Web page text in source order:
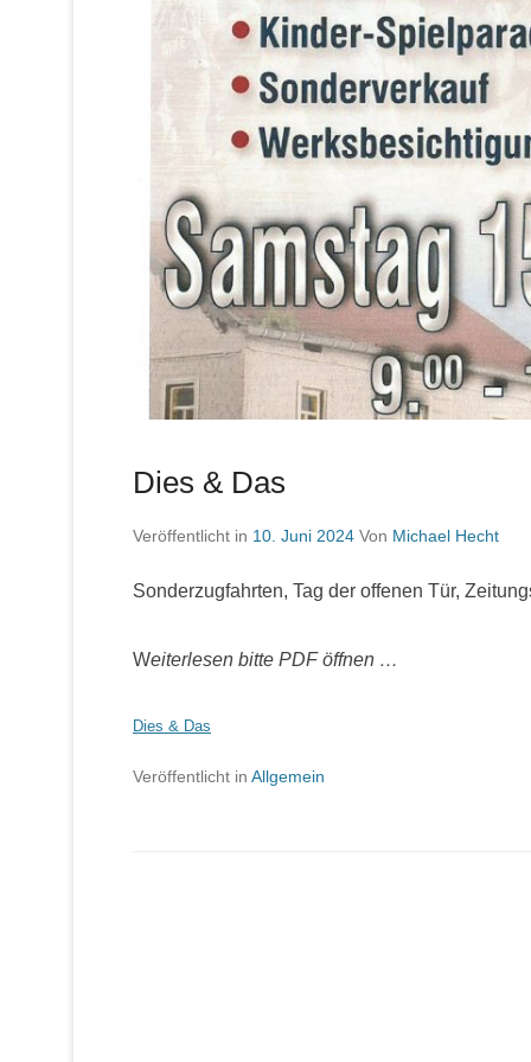
Dies & Das
Veröffentlicht in 10. Juni 2024 Von Michael Hecht
Sonderzugfahrten, Tag der offenen Tür,
Weiterlesen bitte PDF öffnen …
Dies & Das
Veröffentlicht in Allgemein